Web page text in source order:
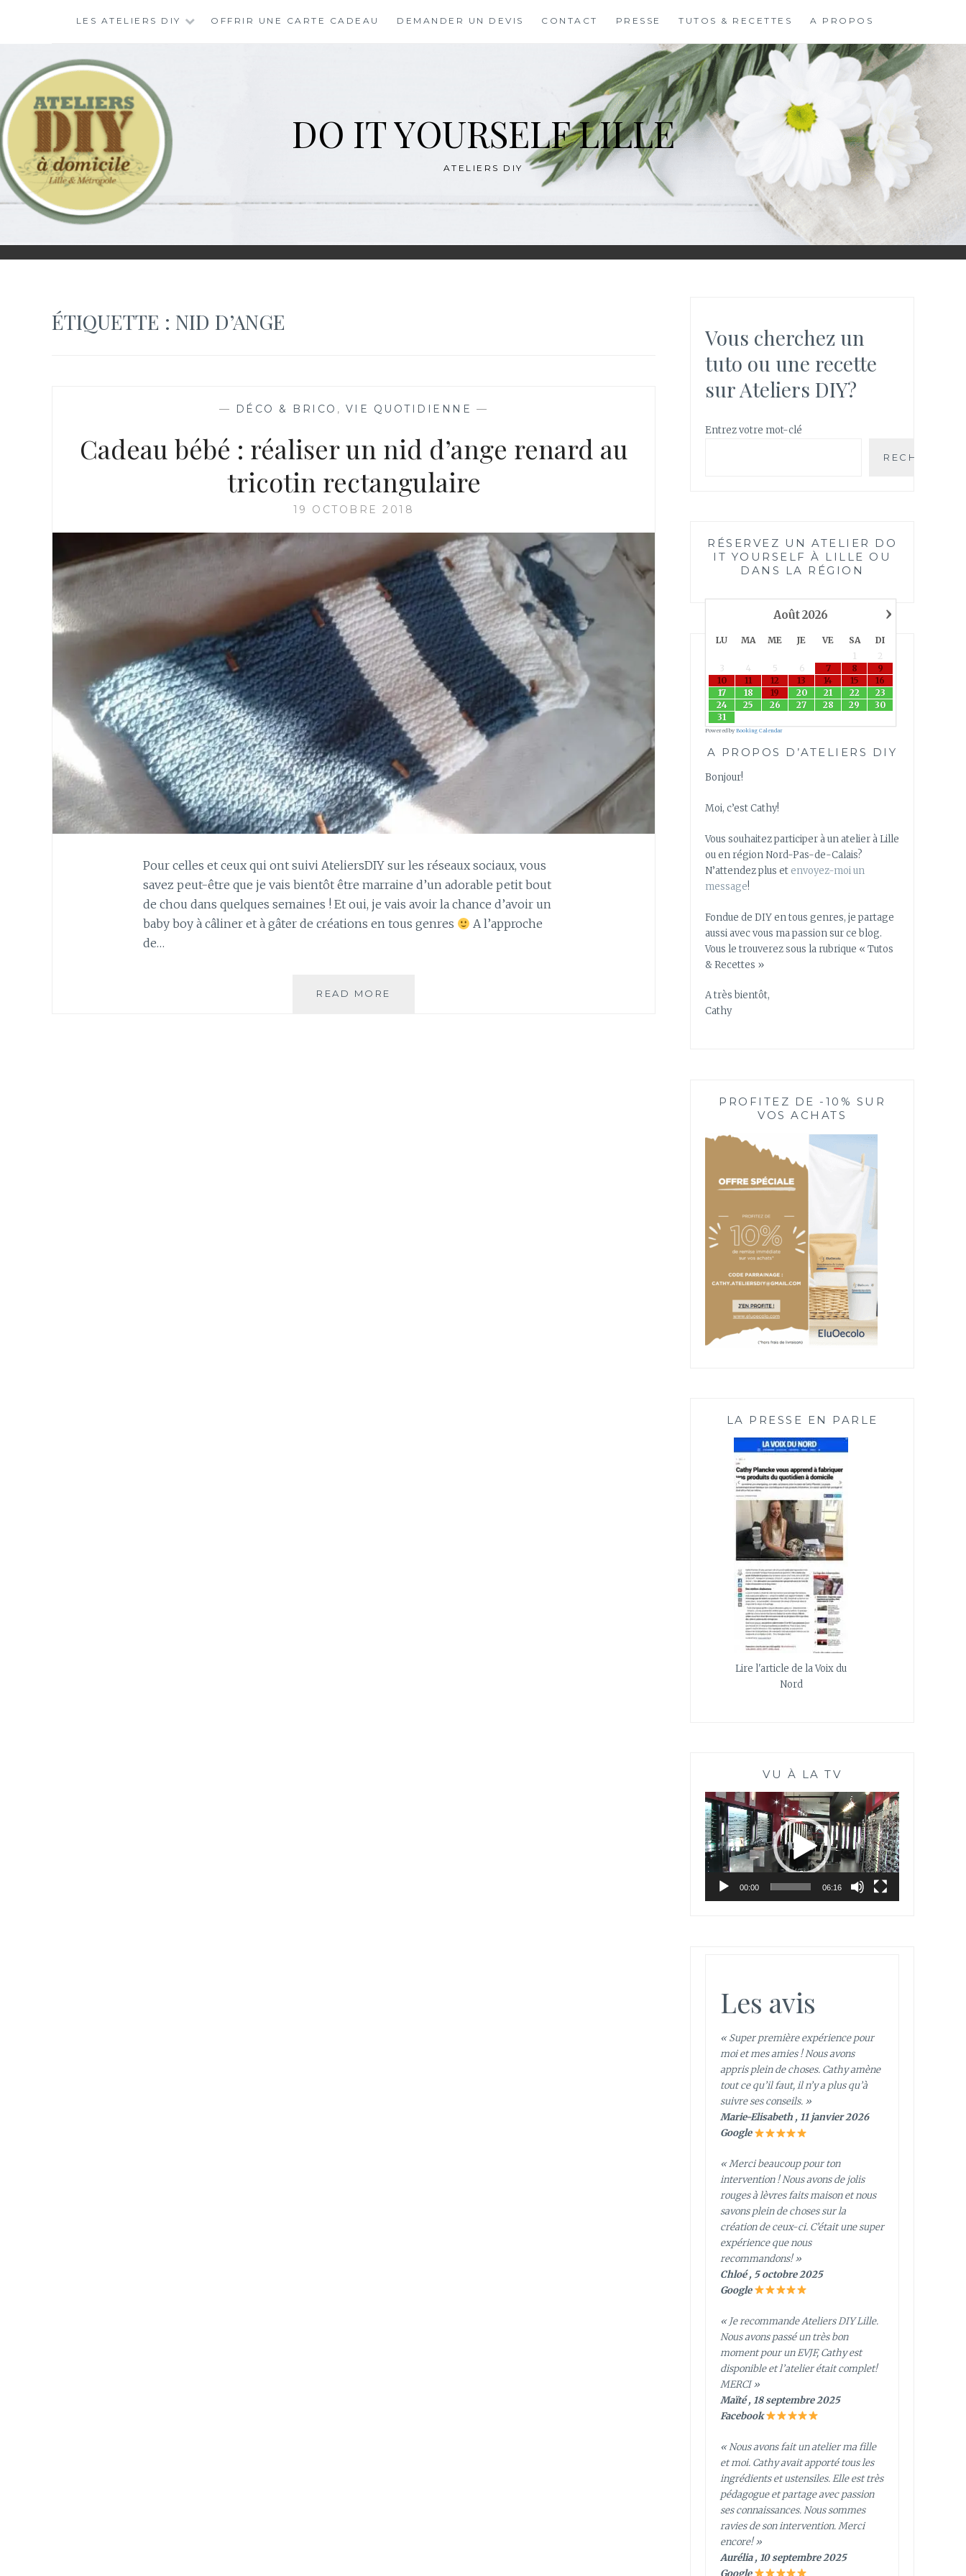
LES ATELIERS DIY OFFRIR UNE CARTE CADEAU DEMANDER UN DEVIS CONTACT PRESSE TUTOS & RECETTES A PROPOS
DO IT YOURSELF LILLE
ATELIERS DIY
ÉTIQUETTE : NID D’ANGE
— DÉCO & BRICO , VIE QUOTIDIENNE —
Cadeau bébé : réaliser un nid d’ange renard au
tricotin rectangulaire
19 OCTOBRE 2018
Pour celles et ceux qui ont suivi AteliersDIY sur les réseaux sociaux, vous
savez peut-être que je vais bientôt être marraine d’un adorable petit bout
de chou dans quelques semaines ! Et oui, je vais avoir la chance d’avoir un
baby boy à câliner et à gâter de créations en tous genres
A l’approche
de…
READ MORE
Vous cherchez un
tuto ou une recette
sur Ateliers DIY?
Entrez votre mot-clé
RÉSERVEZ UN ATELIER DO
IT YOURSELF À LILLE OU
DANS LA RÉGION
›
Août2026
LU MA ME JE VE SA
DI
1
2
3
4 5 6 7 8
9
10
11 12 13 14 15
16
17
18 19 20 21 22
23
24
25 26 27 28 29
30
31
Powered by Booking Calendar
A PROPOS D’ATELIERS DIY
Bonjour!
Moi, c’est Cathy!
Vous souhaitez participer à un atelier à Lille
ou en région Nord-Pas-de-Calais?
N’attendez plus et envoyez-moi un
message!
Fondue de DIY en tous genres, je partage
aussi avec vous ma passion sur ce blog.
Vous le trouverez sous la rubrique « Tutos
& Recettes »
A très bientôt,
Cathy
PROFITEZ DE -10% SUR
VOS ACHATS
LA PRESSE EN PARLE
Lire l'article de la Voix du
Nord
VU À LA TV
Lecteur
vidéo
00:00 06:16
Les avis
« Super première expérience pour
moi et mes amies ! Nous avons
appris plein de choses. Cathy amène
tout ce qu’il faut, il n’y a plus qu’à
suivre ses conseils. »
Marie-Elisabeth , 11 janvier 2026
Google
« Merci beaucoup pour ton
intervention ! Nous avons de jolis
rouges à lèvres faits maison et nous
savons plein de choses sur la
création de ceux-ci. C’était une super
expérience que nous
recommandons! »
Chloé , 5 octobre 2025
Google
« Je recommande Ateliers DIY Lille.
Nous avons passé un très bon
moment pour un EVJF, Cathy est
disponible et l’atelier était complet!
MERCI »
Maïté , 18 septembre 2025
Facebook
« Nous avons fait un atelier ma fille
et moi. Cathy avait apporté tous les
ingrédients et ustensiles. Elle est très
pédagogue et partage avec passion
ses connaissances. Nous sommes
ravies de son intervention. Merci
encore! »
Aurélia , 10 septembre 2025
Google